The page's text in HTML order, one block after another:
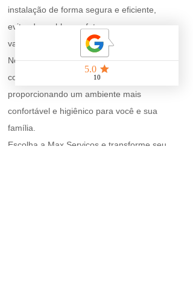
instalação de forma segura e eficiente,
evitando problemas futuros como
vazamentos.
Nossa equipe se dedica a atender suas
com profissionalismo e qualidade,
proporcionando um ambiente mais
confortável e higiênico para você e sua
família.
Escolha a Max Serviços e transforme seu